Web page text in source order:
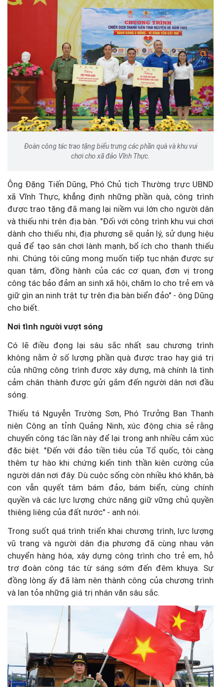
Đoàn công tác trao tặng biểu trưng các phần quà và khu vui
chơi cho xã đảo Vĩnh Thực.
Ông Đặng Tiến Dũng, Phó Chủ tịch Thường trực UBND
xã Vĩnh Thực, khẳng định những phần quà, công trình
được trao tặng đã mang lại niềm vui lớn cho người dân
và thiếu nhi trên địa bàn. "Đối với công trình khu vui chơi
dành cho thiếu nhi, địa phương sẽ quản lý, sử dụng hiệu
quả để tạo sân chơi lành mạnh, bổ ích cho thanh thiếu
nhi. Chúng tôi cũng mong muốn tiếp tục nhận được sự
quan tâm, đồng hành của các cơ quan, đơn vị trong
công tác bảo đảm an sinh xã hội, chăm lo cho trẻ em và
giữ gìn an ninh trật tự trên địa bàn biển đảo" - ông Dũng
cho biết.
Nơi tình người vượt sóng
Có lẽ điều đọng lại sâu sắc nhất sau chương trình
không nằm ở số lượng phần quà được trao hay giá trị
của những công trình được xây dựng, mà chính là tình
cảm chân thành được gửi gắm đến người dân nơi đầu
sóng.
Thiếu tá Nguyễn Trường Sơn, Phó Trưởng Ban Thanh
niên Công an tỉnh Quảng Ninh, xúc động chia sẻ rằng
chuyến công tác lần này để lại trong anh nhiều cảm xúc
đặc biệt. "Đến với đảo tiền tiêu của Tổ quốc, tôi càng
thêm tự hào khi chứng kiến tinh thần kiên cường của
người dân nơi đây. Dù cuộc sống còn nhiều khó khăn, bà
con vẫn quyết tâm bám đảo, bám biển, cùng chính
quyền và các lực lượng chức năng giữ vững chủ quyền
thiêng liêng của đất nước" - anh nói.
Trong suốt quá trình triển khai chương trình, lực lượng
vũ trang và người dân địa phương đã cùng nhau vận
chuyển hàng hóa, xây dựng công trình cho trẻ em, hỗ
trợ đoàn công tác từ sáng sớm đến đêm khuya. Sự
đồng lòng ấy đã làm nên thành công của chương trình
và lan tỏa những giá trị nhân văn sâu sắc.